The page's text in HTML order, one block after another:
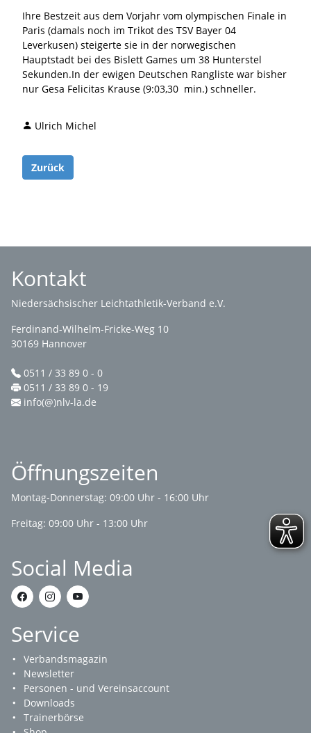
Ihre Bestzeit aus dem Vorjahr vom olympischen Finale in
Paris (damals noch im Trikot des TSV Bayer 04
Leverkusen) steigerte sie in der norwegischen
Hauptstadt bei des Bislett Games um 38 Hunterstel
Sekunden.In der ewigen Deutschen Rangliste war bisher
nur Gesa Felicitas Krause (9:03,30 min.) schneller.
Ulrich Michel
Zurück
Kontakt
Niedersächsischer Leichtathletik-Verband e.V.
Ferdinand-Wilhelm-Fricke-Weg 10
30169 Hannover
0511 / 33 89 0 - 0
0511 / 33 89 0 - 19
info(@)nlv-la.de
Öffnungszeiten
Montag-Donnerstag: 09:00 Uhr - 16:00 Uhr
Freitag: 09:00 Uhr - 13:00 Uhr
Social Media
Service
Verbandsmagazin
Newsletter
Personen - und Vereinsaccount
Downloads
Trainerbörse